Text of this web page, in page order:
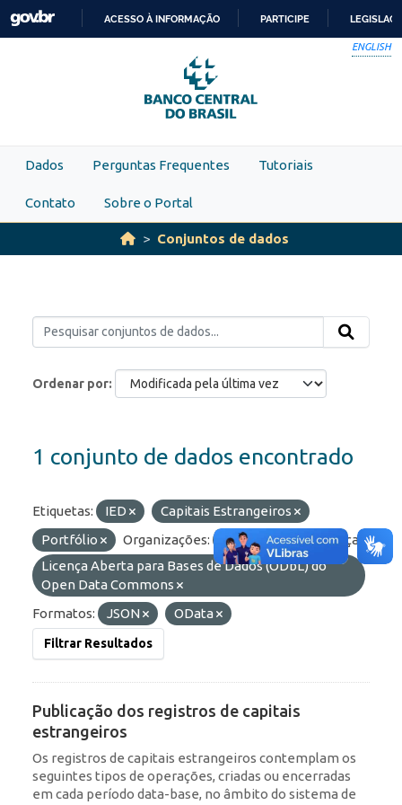
Skip to main content
PARA
O
CONTEÚDO
ACESSO À INFORMAÇÃO PARTICIPE
ENGLISH
Dados Perguntas Frequentes Tutoriais
Contato Sobre o Portal
Conjuntos de dados
Ordenar por
1 conjunto de dados encontrado
Etiquetas: IED
Capitais Estrangeiros
Portfólio
Organizações: BCB/Dstat
Licenças:
Licença Aberta para Bases de Dados (ODbL) do
Open Data Commons
Formatos:
JSON OData
Filtrar Resultados
Publicação dos registros de capitais
estrangeiros
Os registros de capitais estrangeiros contemplam os
seguintes tipos de operações, criadas ou encerradas
em cada período data-base, no âmbito do sistema de